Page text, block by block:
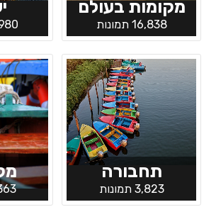
מקומות בעולם
16,838 תמונות
תחבורה
3,823 תמונות 2,363